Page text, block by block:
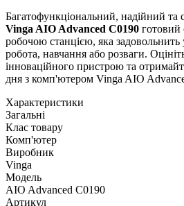
Багатофункціональний, надійний та
Vinga AIO Advanced C0190
робочою станцією, яка задовольнить
робота, навчання або розваги.
інноваційного пристрою та
дня з комп'ютером Vinga AIO
Характеристики
Загальні
Клас товару
Комп'ютер
Виробник
Vinga
Модель
AIO Advanced C0190
Артикул